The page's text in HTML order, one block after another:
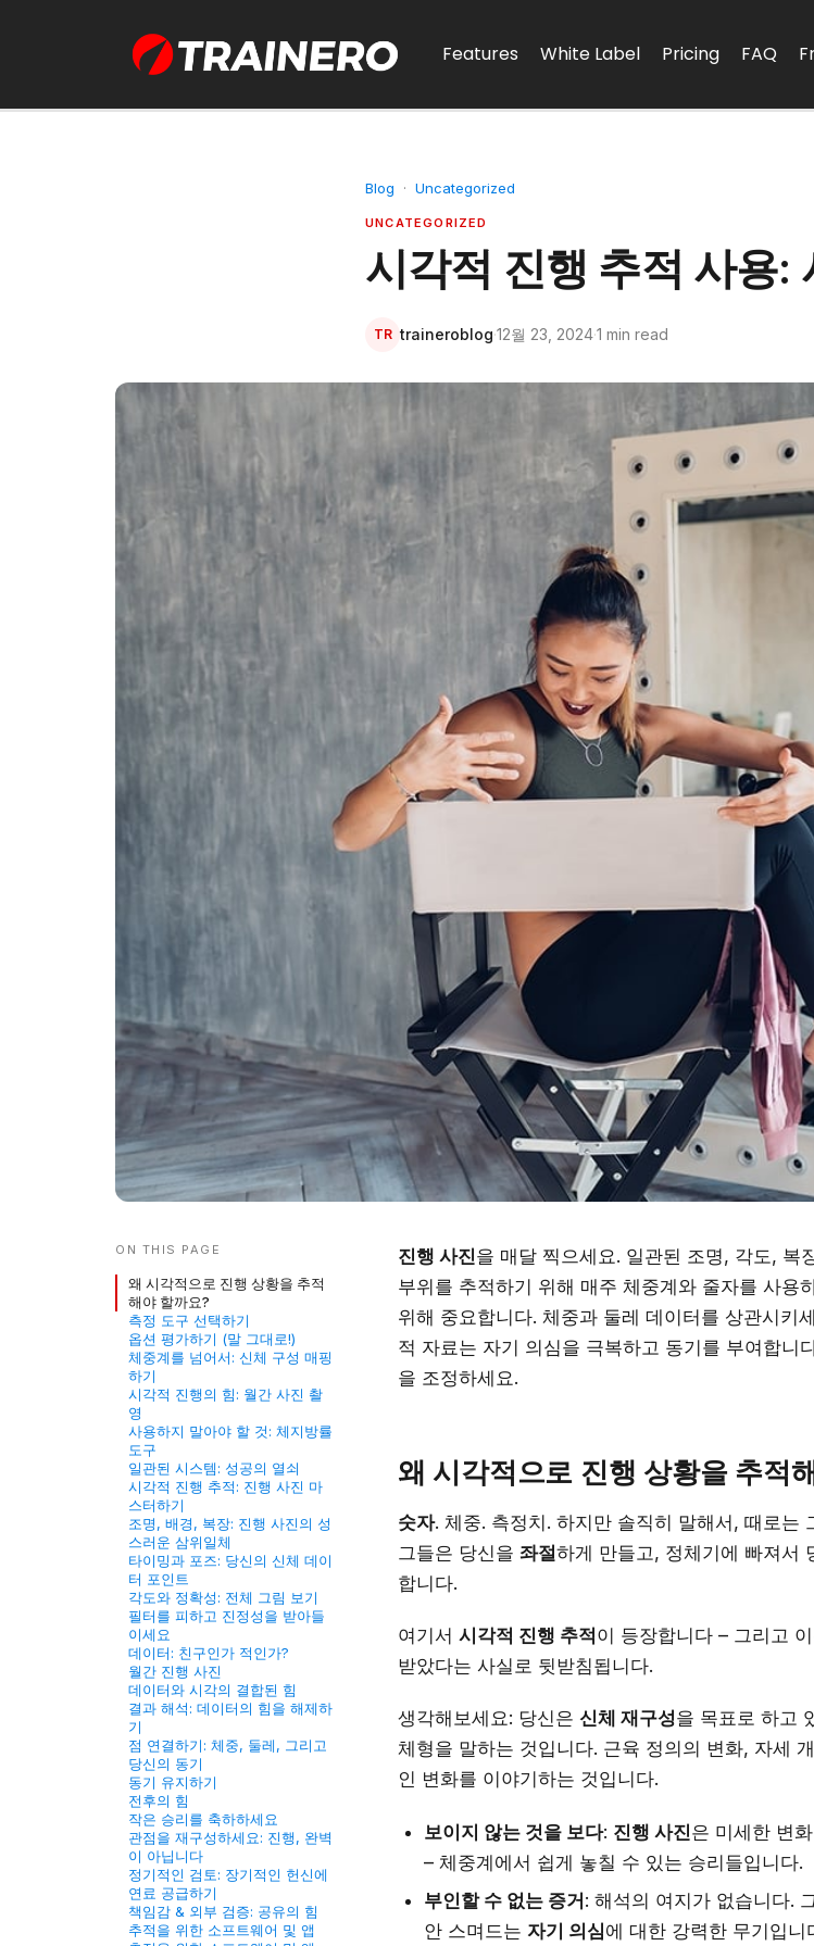
Features White Label Pricing FAQ
Blog · Uncategorized
UNCATEGORIZED
시각적 진행 추적 사용:
TR traineroblog·12월 23, 2024·1 min read
ON THIS PAGE
왜 시각적으로 진행 상황을 추적
해야 할까요?
측정 도구 선택하기
옵션 평가하기 (말 그대로!)
체중계를 넘어서: 신체 구성 매핑
하기
시각적 진행의 힘: 월간 사진 촬
영
사용하지 말아야 할 것: 체지방률
도구
일관된 시스템: 성공의 열쇠
시각적 진행 추적: 진행 사진 마
스터하기
조명, 배경, 복장: 진행 사진의 성
스러운 삼위일체
타이밍과 포즈: 당신의 신체 데이
터 포인트
각도와 정확성: 전체 그림 보기
필터를 피하고 진정성을 받아들
이세요
데이터: 친구인가 적인가?
월간 진행 사진
데이터와 시각의 결합된 힘
결과 해석: 데이터의 힘을 해제하
기
점 연결하기: 체중, 둘레, 그리고
당신의 동기
동기 유지하기
전후의 힘
작은 승리를 축하하세요
관점을 재구성하세요: 진행, 완벽
이 아닙니다
정기적인 검토: 장기적인 헌신에
연료 공급하기
책임감 & 외부 검증: 공유의 힘
추적을 위한 소프트웨어 및 앱
진행 사진을 매달 찍으세요. 일관된 조명, 각도, 복
부위를 추적하기 위해 매주 체중계와 줄자를 사용
위해 중요합니다. 체중과 둘레 데이터를 상관시키
적 자료는 자기 의심을 극복하고 동기를 부여합니
을 조정하세요.
왜 시각적으로 진행 상황을 추적
숫자. 체중. 측정치. 하지만 솔직히 말해서, 때로는
그들은 당신을 좌절하게 만들고, 정체기에 빠져서
합니다.
여기서 시각적 진행 추적이 등장합니다 – 그리고
받았다는 사실로 뒷받침됩니다.
생각해보세요: 당신은 신체 재구성을 목표로 하고
체형을 말하는 것입니다. 근육 정의의 변화, 자세
인 변화를 이야기하는 것입니다.
보이지 않는 것을 보다: 진행 사진은 미세한 변
– 체중계에서 쉽게 놓칠 수 있는 승리들입니다.
부인할 수 없는 증거: 해석의 여지가 없습니다.
안 스며드는 자기 의심에 대한 강력한 무기입